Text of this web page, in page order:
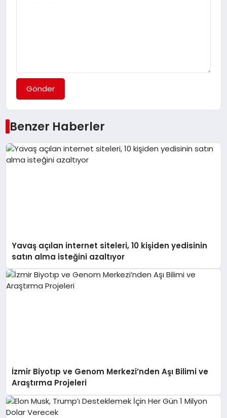
Gönder
Benzer Haberler
Yavaş açılan internet siteleri, 10 kişiden yedisinin
satın alma isteğini azaltıyor
İzmir Biyotıp ve Genom Merkezi’nden Aşı Bilimi ve
Araştırma Projeleri